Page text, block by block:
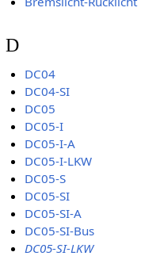
D
DC04
DC04-SI
DC05
DC05-I
DC05-I-A
DC05-I-LKW
DC05-S
DC05-SI
DC05-SI-A
DC05-SI-Bus
DC05-SI-LKW